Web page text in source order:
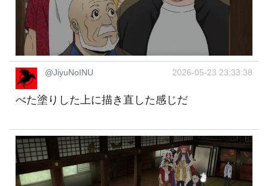
@JiyuNoINU 2026-05-23 23:33:38
べた塗りした上に描き直した感じだ